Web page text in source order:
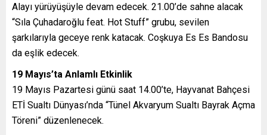
Alayı yürüyüşüyle devam edecek. 21.00’de sahne alacak
“Sıla Çuhadaroğlu feat. Hot Stuff” grubu, sevilen
şarkılarıyla geceye renk katacak. Coşkuya Es Es Bandosu
da eşlik edecek.
19 Mayıs’ta Anlamlı Etkinlik
19 Mayıs Pazartesi günü saat 14.00’te, Hayvanat Bahçesi
ETİ Sualtı Dünyası’nda “Tünel Akvaryum Sualtı Bayrak Açma
Töreni” düzenlenecek.